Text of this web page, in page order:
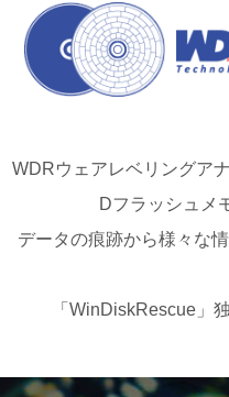
WDRウェアレベリングア
Dフラッシュメ
データの痕跡から様々な
「WinDiskRescue」